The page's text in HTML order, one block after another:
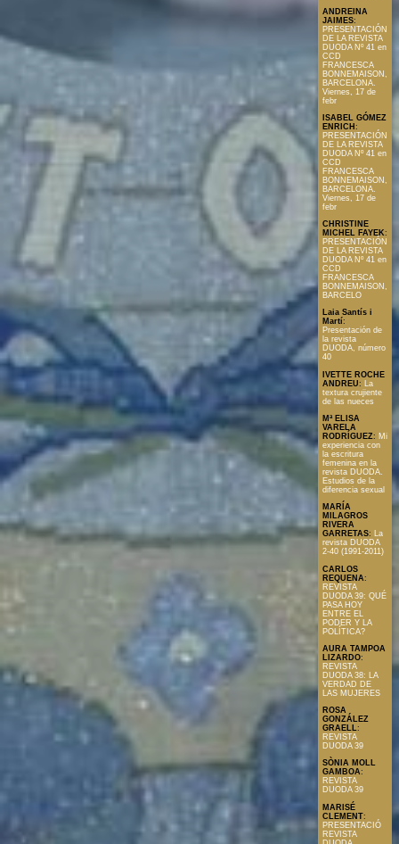
ANDREINA
JAIMES:
PRESENTACIÓN
DE LA REVISTA
DUODA Nº 41 en
CCD
FRANCESCA
BONNEMAISON,
BARCELONA.
Viernes, 17 de
febr
ISABEL GÓMEZ
ENRICH :
PRESENTACIÓN
DE LA REVISTA
DUODA Nº 41 en
CCD
FRANCESCA
BONNEMAISON,
BARCELONA.
Viernes, 17 de
febr
CHRISTINE
MICHEL FAYEK:
PRESENTACIÓN
DE LA REVISTA
DUODA Nº 41 en
CCD
FRANCESCA
BONNEMAISON,
BARCELO
Laia Santís i
Martí:
Presentación de
la revista
DUODA, número
40
IVETTE ROCHE
ANDREU:
La
textura crujiente
de las nueces
Mª ELISA
VARELA
RODRÍGUEZ: Mi
experiencia con
la escritura
femenina en la
revista DUODA.
Estudios de la
diferencia sexual
MARÍA
MILAGROS
RIVERA
GARRETAS: La
revista DUODA
2-40 (1991-2011)
CARLOS
REQUENA:
REVISTA
DUODA 39: QUÉ
PASA HOY
ENTRE EL
PODER Y LA
POLÍTICA?
AURA TAMPOA
LIZARDO:
REVISTA
DUODA 38: LA
VERDAD DE
LAS MUJERES
ROSA
GONZÁLEZ
GRAELL:
REVISTA
DUODA 39
SÒNIA MOLL
GAMBOA:
REVISTA
DUODA 39
MARISÉ
CLEMENT:
PRESENTACIÓ
REVISTA